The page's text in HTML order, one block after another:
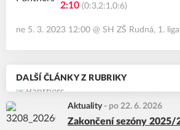
2:10 (0:3,2:1,0:6)
ne 5. 3. 2023 12:00 @ SH ZŠ Rudná, 1.
DALŠÍ ČLÁNKY Z RUBRIKY
Aktuality - po 22. 6. 2026
Zakončení sezóny 2025/